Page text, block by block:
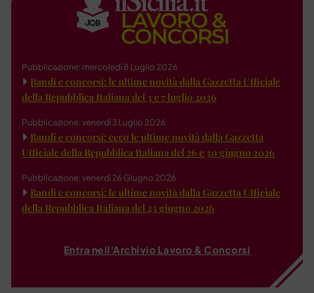
Pubblicazione: mercoledì 8 Luglio 2026
Bandi e concorsi: le ultime novità dalla Gazzetta Ufficiale
della Repubblica Italiana del 3 e 7 luglio 2026
Pubblicazione: venerdì 3 Luglio 2026
Bandi e concorsi: ecco le ultime novità dalla Gazzetta
Ufficiale della Repubblica Italiana del 26 e 30 giugno 2026
Pubblicazione: venerdì 26 Giugno 2026
Bandi e concorsi: le ultime novità dalla Gazzetta Ufficiale
della Repubblica Italiana del 23 giugno 2026
Entra nell'Archivio Lavoro & Concorsi